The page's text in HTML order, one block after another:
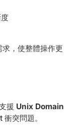
，使整體操作更
援 Unix Domain
突問題。